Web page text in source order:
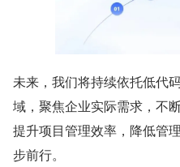
未来，我们将持续依托低代
域，聚焦企业实际需求，不
提升项目管理效率，降低管
步前行。